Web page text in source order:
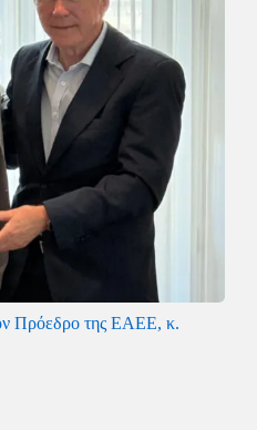
Πρόεδρο της ΕΑΕΕ, κ.